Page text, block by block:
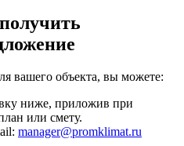
вашего объекта, вы можете:
ниже, приложив при
или смету.
manager@promklimat.ru